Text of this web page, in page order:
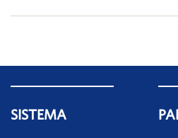
SISTEMA